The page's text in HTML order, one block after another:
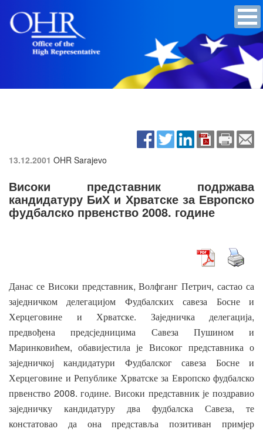
13.12.2001 OHR Sarajevo
Високи представник подржава
кандидатуру БиХ и Хрватске за Европско
фудбалско првенство 2008. године
Данас се Високи представник,Волфганг Петрич,састао са
заједничком
делегацијом Фудбалских савеза Босне
и
Херцеговине
и Хрватске. Заједничка делегација,
предвођена предсједницима Савеза Пушином
и
Маринковићем,обавијестила је Високог представника
о
заједничкој
кандидатури Фудбалског савеза Босне
и
Херцеговине и Републике Хрватске за Европско фудбалско
првенство 2008.године.Високи представник је поздравио
заједничку
кандидатуру два фудбалска Савеза,
те
констатовао
да она представља позитиван
примјер